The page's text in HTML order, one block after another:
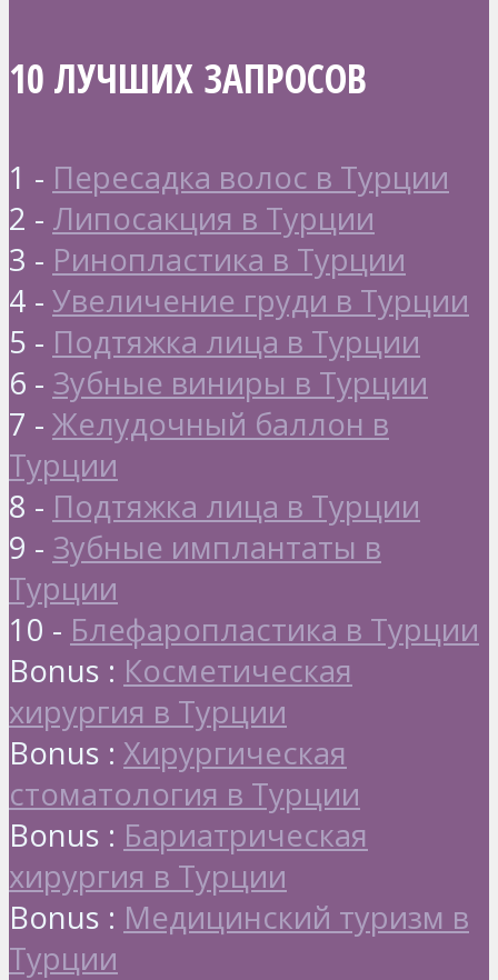
10 ЛУЧШИХ ЗАПРОСОВ
1 - Пересадка волос в Турции
2 - Липосакция в Турции
3 - Ринопластика в Турции
4 - Увеличение груди в Турции
5 - Подтяжка лица в Турции
6 - Зубные виниры в Турции
7 - Желудочный баллон в
Турции
8 - Подтяжка лица в Турции
9 - Зубные имплантаты в
Турции
10 - Блефаропластика в Турции
Bonus : Косметическая
хирургия в Турции
Bonus : Хирургическая
стоматология в Турции
Bonus : Бариатрическая
хирургия в Турции
Bonus : Медицинский туризм в
Турции